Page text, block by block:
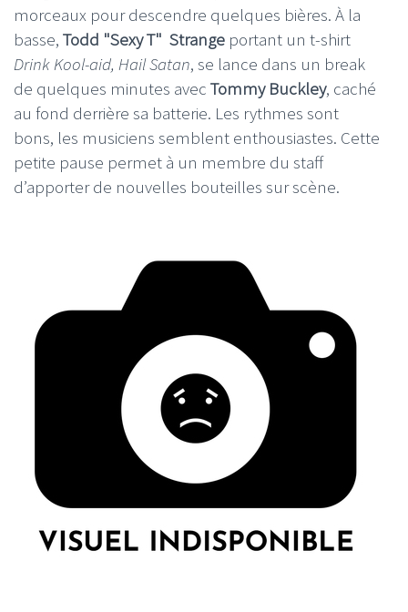
morceaux pour descendre quelques bières. À la
basse, Todd "Sexy T" Strange portant un t-shirt
Drink Kool-aid, Hail Satan, se lance dans un break
de quelques minutes avec Tommy Buckley, caché
au fond derrière sa batterie. Les rythmes sont
bons, les musiciens semblent enthousiastes. Cette
petite pause permet à un membre du staff
d’apporter de nouvelles bouteilles sur scène.